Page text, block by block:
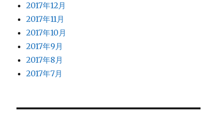
2017年12月
2017年11月
2017年10月
2017年9月
2017年8月
2017年7月